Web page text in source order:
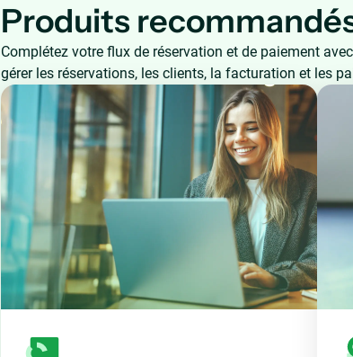
Produits
Complétez votre flux de réservation et de paiement
gérer les réservations, les clients, la facturation et les